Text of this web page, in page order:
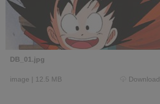
DB_01.jpg
image | 12.5 MB Download